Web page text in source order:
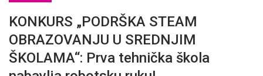
KONKURS „PODRŠKA STEAM
OBRAZOVANJU U SREDNJIM
ŠKOLAMA“: Prva tehnička škola